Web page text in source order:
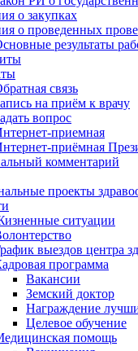
о закупках
о проведенных
результаты
связь
на приём к врачу
вопрос
приемная
приёмная
комментарий
проекты
ситуации
выездов центра
программа
Вакансии
Земский доктор
Награждение
Целевое обучение
помощь